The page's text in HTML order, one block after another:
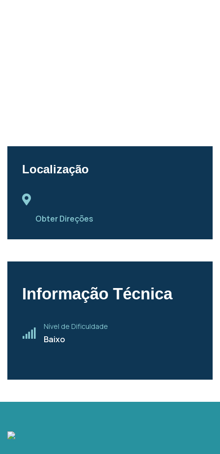
Localização
Obter Direções
Informação Técnica
Nível de Dificuldade
Baixo